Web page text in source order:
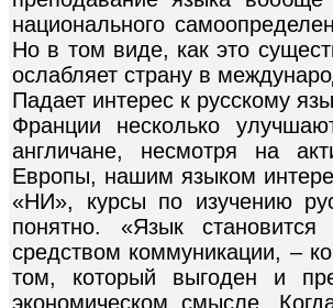
национального
Но в том виде, как это
ослабляет страну в
Падает интерес к русскому
Франции несколько
англичане, несмотря на
Европы, нашим языком
«НИ», курсы по изучению
понятно. «Язык
средством коммуникации, –
том, который выгоден и
экономическом смысле.